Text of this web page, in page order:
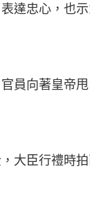
達忠心，也
員向著皇帝甩
大臣行禮時